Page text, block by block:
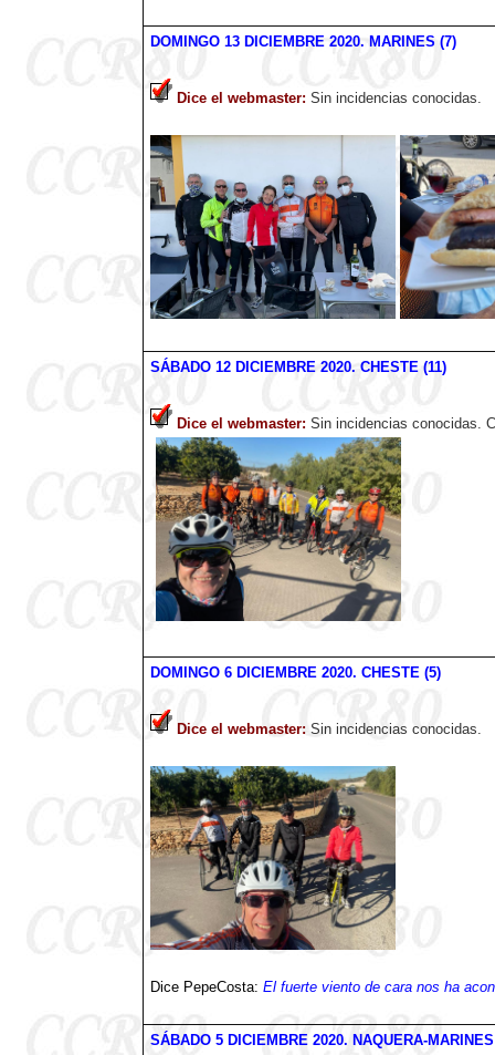
DOMINGO 13 DICIEMBRE 2020. MARINES (7)
Dice el webmaster: Sin incidencias conocidas.
SÁBADO12 DICIEMBRE 2020. CHESTE (11)
Dice el webmaster: Sin incidencias conocidas.
DOMINGO 6 DICIEMBRE 2020. CHESTE (5)
Dice el webmaster: Sin incidencias conocidas.
Dice PepeCosta: El fuerte viento de cara nos ha
SÁBADO5 DICIEMBRE 2020. NAQUERA-